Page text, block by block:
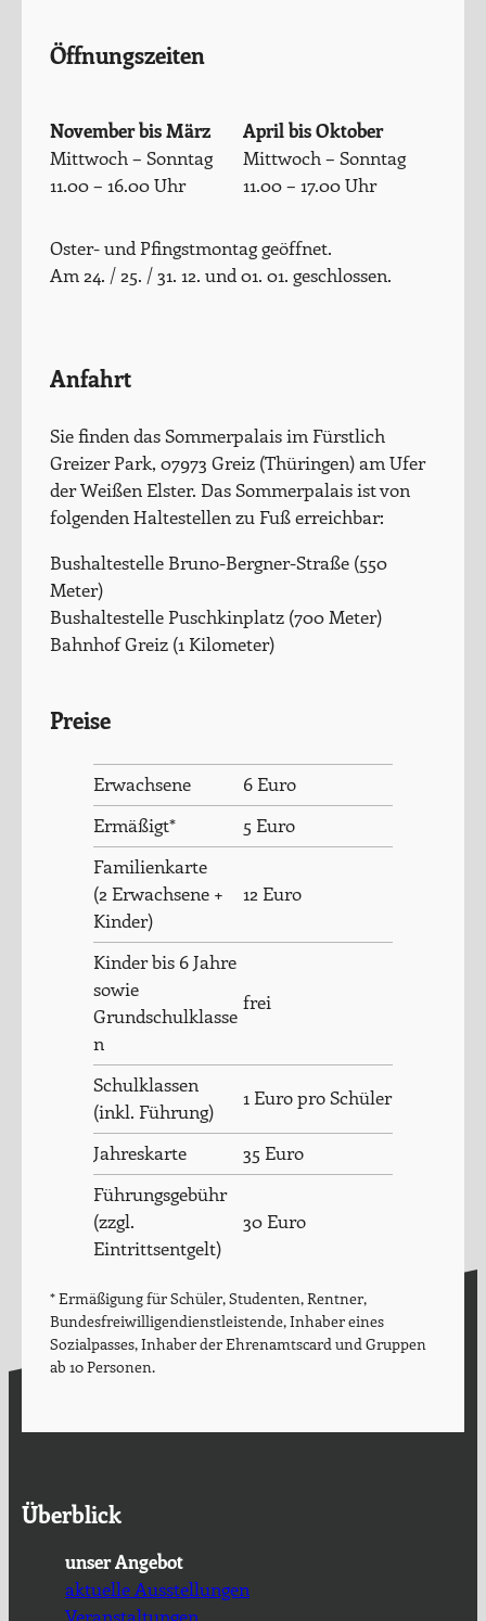
Öffnungszeiten
November bis März
Mittwoch – Sonntag
11.00 – 16.00 Uhr
April bis Oktober
Mittwoch – Sonntag
11.00 – 17.00 Uhr
Oster- und Pfingstmontag geöffnet.
Am 24. / 25. / 31. 12. und 01. 01. geschlossen.
Anfahrt
Sie finden das Sommerpalais im Fürstlich
Greizer Park, 07973 Greiz (Thüringen) am Ufer
der Weißen Elster. Das Sommerpalais ist von
folgenden Haltestellen zu Fuß erreichbar:
Bushaltestelle Bruno-Bergner-Straße (550
Meter)
Bushaltestelle Puschkinplatz (700 Meter)
Bahnhof Greiz (1 Kilometer)
Preise
Erwachsene
6 Euro
Ermäßigt*
5 Euro
Familienkarte
(2 Erwachsene +
Kinder)
12 Euro
Kinder bis 6 Jahre
sowie
Grundschulklasse
n
frei
Schulklassen
(inkl. Führung)
1 Euro pro Schüler
Jahreskarte
35 Euro
Führungsgebühr
(zzgl.
Eintrittsentgelt)
30 Euro
* Ermäßigung für Schüler, Studenten, Rentner,
Bundesfreiwilligendienstleistende, Inhaber eines
Sozialpasses, Inhaber der Ehrenamtscard und Gruppen
ab 10 Personen.
Überblick
unser Angebot
aktuelle Ausstellungen
Veranstaltungen